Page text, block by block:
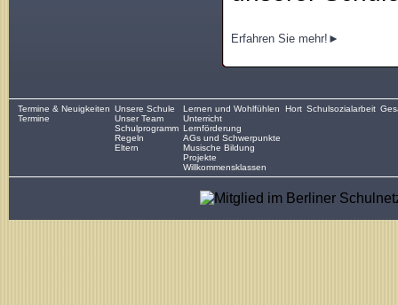
Erfahren Sie mehr!►
Termine & Neuigkeiten
Termine
Unsere Schule
Unser Team
Schulprogramm
Regeln
Eltern
Lernen und Wohlfühlen
Unterricht
Lernförderung
AGs und Schwerpunkte
Musische Bildung
Projekte
Willkommensklassen
Hort Schulsozialarbeit